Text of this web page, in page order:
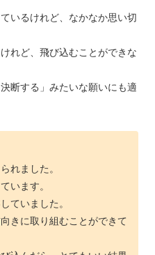
いるけれど、なかなか思い切
れど、飛び込むことができな
断する」みたいな願いにも適
れました。
います。
ていました。
きに取り組むことができて